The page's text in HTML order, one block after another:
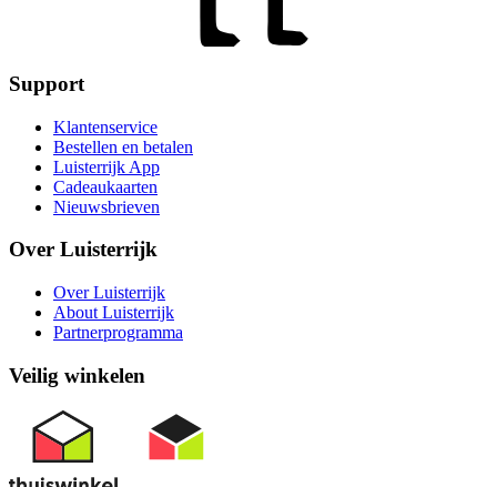
Support
Klantenservice
Bestellen en betalen
Luisterrijk App
Cadeaukaarten
Nieuwsbrieven
Over Luisterrijk
Over Luisterrijk
About Luisterrijk
Partnerprogramma
Veilig winkelen